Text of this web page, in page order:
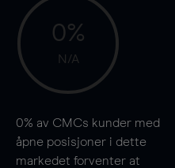
0%
N/A
0% av CMCs kunder med
åpne posisjoner i dette
markedet forventer at